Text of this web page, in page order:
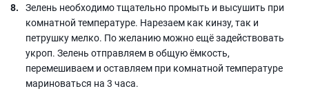
Зелень необходимо тщательно промыть и высушить при
комнатной температуре. Нарезаем как кинзу, так и
петрушку мелко. По желанию можно ещё задействовать
укроп. Зелень отправляем в общую ёмкость,
перемешиваем и оставляем при комнатной температуре
мариноваться на 3 часа.